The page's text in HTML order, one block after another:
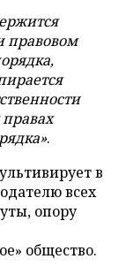
правовом
.
в
всех
опору
общество.